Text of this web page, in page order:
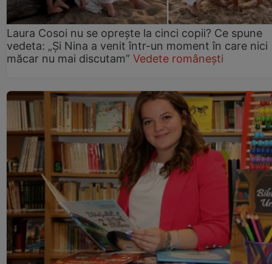
Laura Cosoi nu se oprește la cinci copii? Ce spune
vedeta: „Și Nina a venit într-un moment în care nici
măcar nu mai discutam” Vedete românești